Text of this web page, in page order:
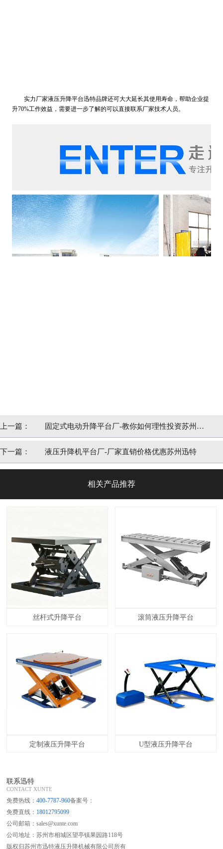
实力厂家液压升降平台迅特品牌还可大大延长其使用寿命，帮助企业提
升70%工作效益，需要进一步了解的可以直接联系厂家技术人员。
上一篇： 固定式电动升降平台厂-教你如何理性投资苏州迅
特
下一篇： 液压升降机平台厂-厂家直销价格优惠苏州迅特
相关产品推荐
丝杆式升降平台 滚筒液压升降平台
定制液压升降平台 U型液压升降平台
联系迅特
CONTACT XUNTE
免费热线：400-7787-960备案号：
免费直线： 18012795099
公司邮箱：sales@xunte.com
公司地址：苏州市相城区望亭镇果园路118号
版权归苏州市迅特液压升降机械有限公司所有